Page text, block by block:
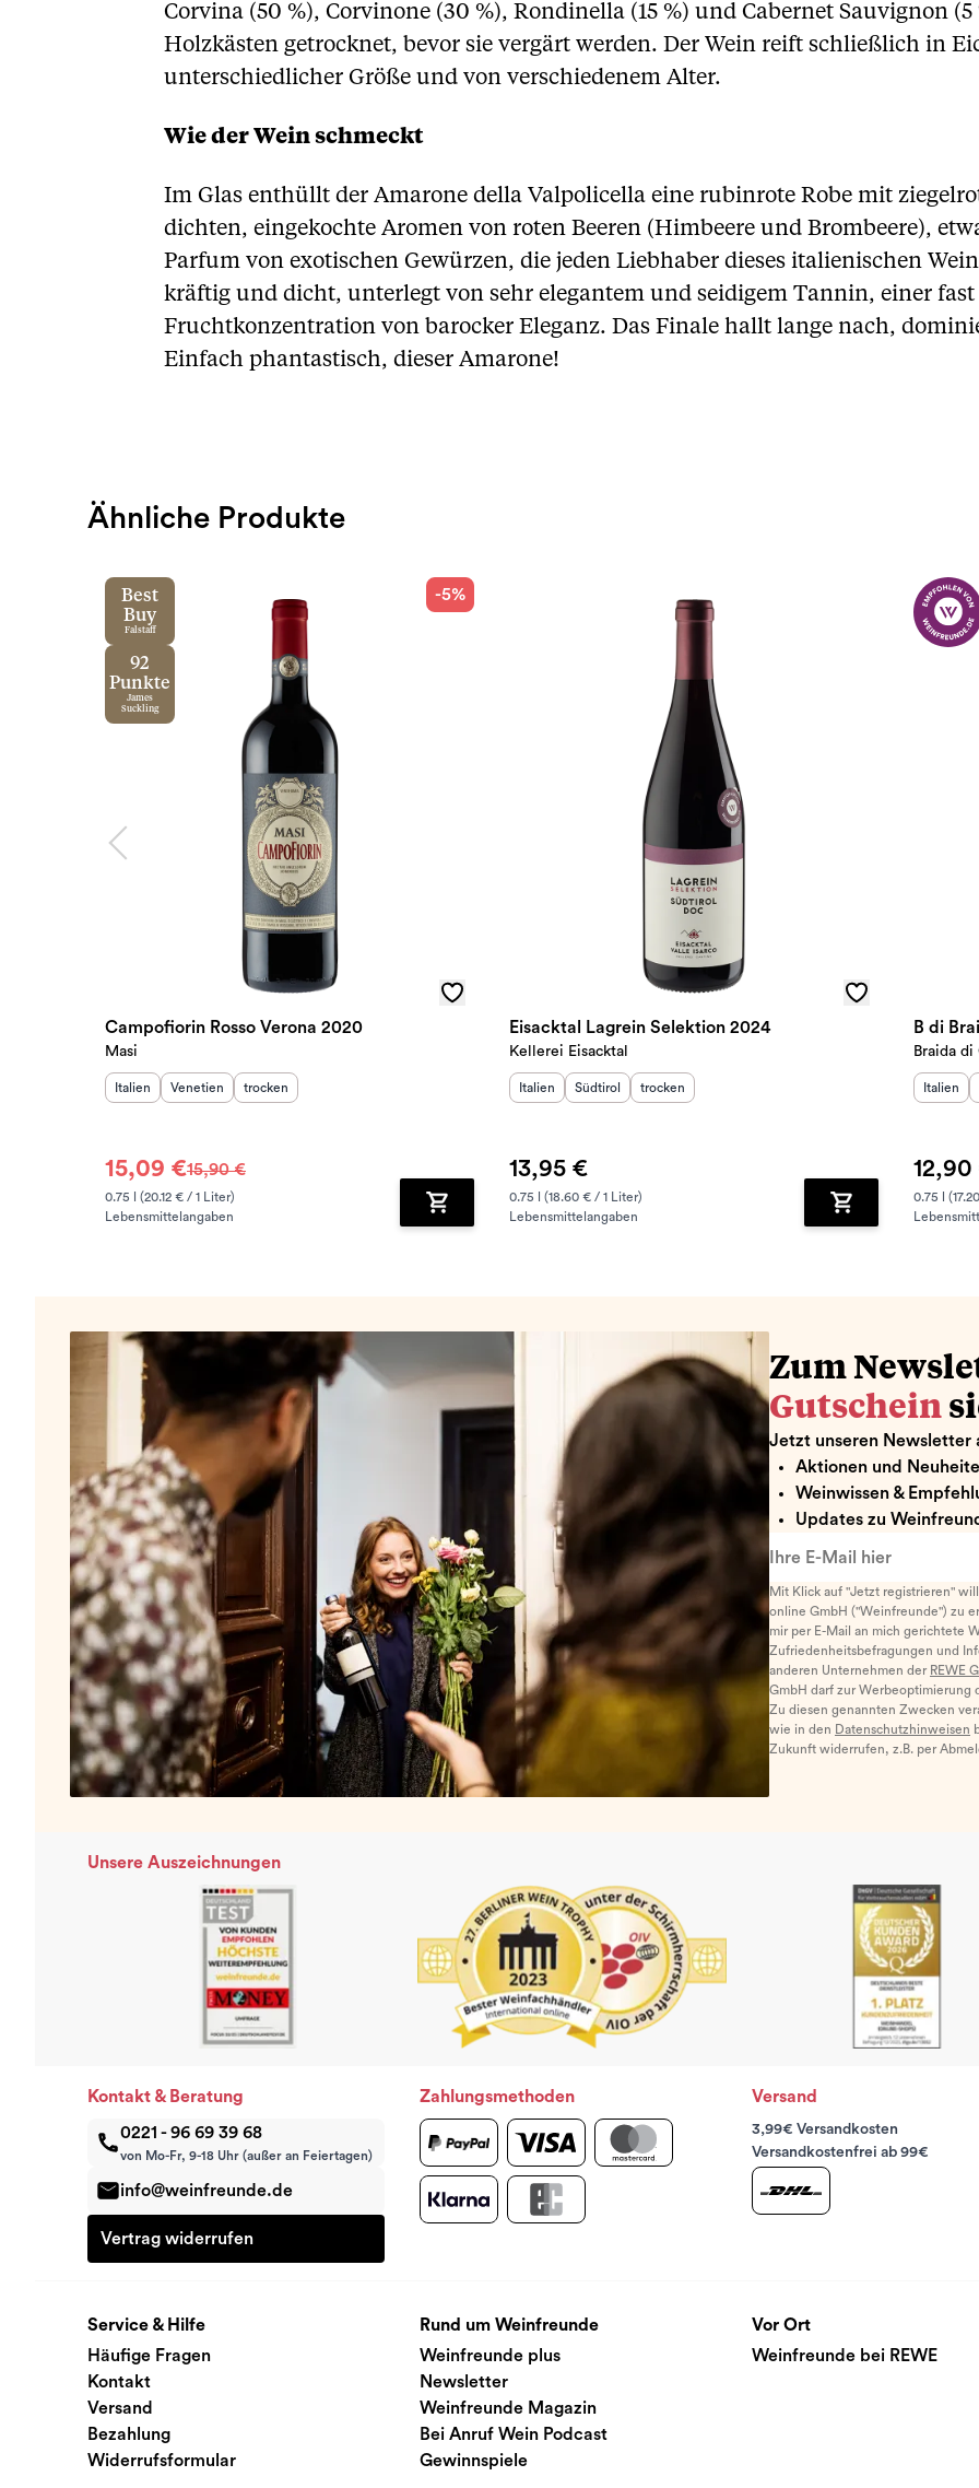
Corvina (50 %), Corvinone (30 %), Rondinella (15 %) und Cabernet Sauvignon
Holzkästen getrocknet, bevor sie vergärt werden. Der Wein reift schließlich in
unterschiedlicher Größe und von verschiedenem Alter.
Wie der Wein schmeckt
Im Glas enthüllt der Amarone della Valpolicella eine rubinrote Robe mit
dichten, eingekochte Aromen von roten Beeren (Himbeere und Brombeere),
Parfum von exotischen Gewürzen, die jeden Liebhaber dieses italienischen
kräftig und dicht, unterlegt von sehr elegantem und seidigem Tannin, einer fast
Fruchtkonzentration von barocker Eleganz. Das Finale hallt lange nach,
Einfach phantastisch, dieser Amarone!
Ähnliche Produkte
Best
Buy
Falstaff
92
Punkte
James
Suckling
-5%
Campofiorin Rosso Verona 2020
Masi
Herkunftsland:
Italien Herkunftsregion:
Venetien Geschmack
trocken
15,09 €15,90 €
0.75 l (20.12 € / 1 Liter)
Lebensmittelangaben
Zum Warenkorb hinzufügen
Eisacktal Lagrein Selektion 2024
Kellerei Eisacktal
Herkunftsland:
Italien Herkunftsregion:
Südtirol Geschmack
trocken
13,95 €
0.75 l (18.60 € / 1 Liter)
Lebensmittelangaben
Zum Warenkorb
B di
Braida di
Italien
12,90
0.75 l
Zum
Gutschein
Jetzt unseren Newsletter
Aktionen und
Weinwissen &
Updates zu
Mit Klick auf "Jetzt registrieren"
online GmbH ("Weinfreunde") zu
mir per E-Mail an mich gerichtete
Zufriedenheitsbefragungen und
anderen Unternehmen der REWE
GmbH darf zur Werbeoptimierung
Zu diesen genannten Zwecken
wie in den Datenschutzhinweisen
Zukunft widerrufen, z.B. per
Unsere Auszeichnungen
Kontakt & Beratung
0221 - 96 69 39 68
von Mo-Fr, 9-18 Uhr (außer an Feiertagen)
info@weinfreunde.de
Vertrag widerrufen
Zahlungsmethoden Versand
3,99€ Versandkosten
Versandkostenfrei ab 99€
Service & Hilfe
Häufige Fragen
Kontakt
Versand
Bezahlung
Widerrufsformular
Rund um Weinfreunde
Weinfreunde plus
Newsletter
Weinfreunde Magazin
Bei Anruf Wein Podcast
Gewinnspiele
Vor Ort
Weinfreunde bei REWE